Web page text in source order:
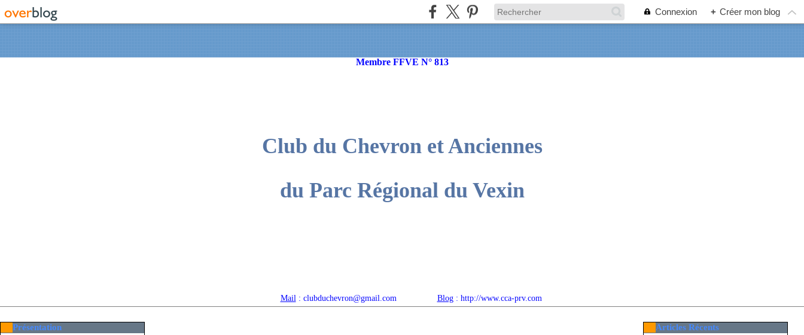
Connexion + Créer mon blog
Membre FFVE N° 813
Club du Chevron et Anciennes
du Parc Régional du Vexin
Mail : clubduchevron@gmail.com Blog: http://www.cca-prv.com
Présentation Articles Récents